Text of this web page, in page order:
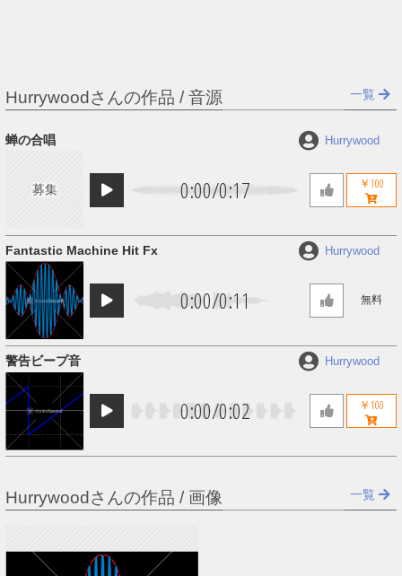
Hurrywoodさんの作品 / 音源 一覧
募集 0:00/0:17
蝉の合唱 Hurrywood
￥100
0:00/0:11
Fantastic Machine Hit Fx Hurrywood
無料
0:00/0:02
警告ビープ音 Hurrywood
￥100
Hurrywoodさんの作品 / 画像 一覧